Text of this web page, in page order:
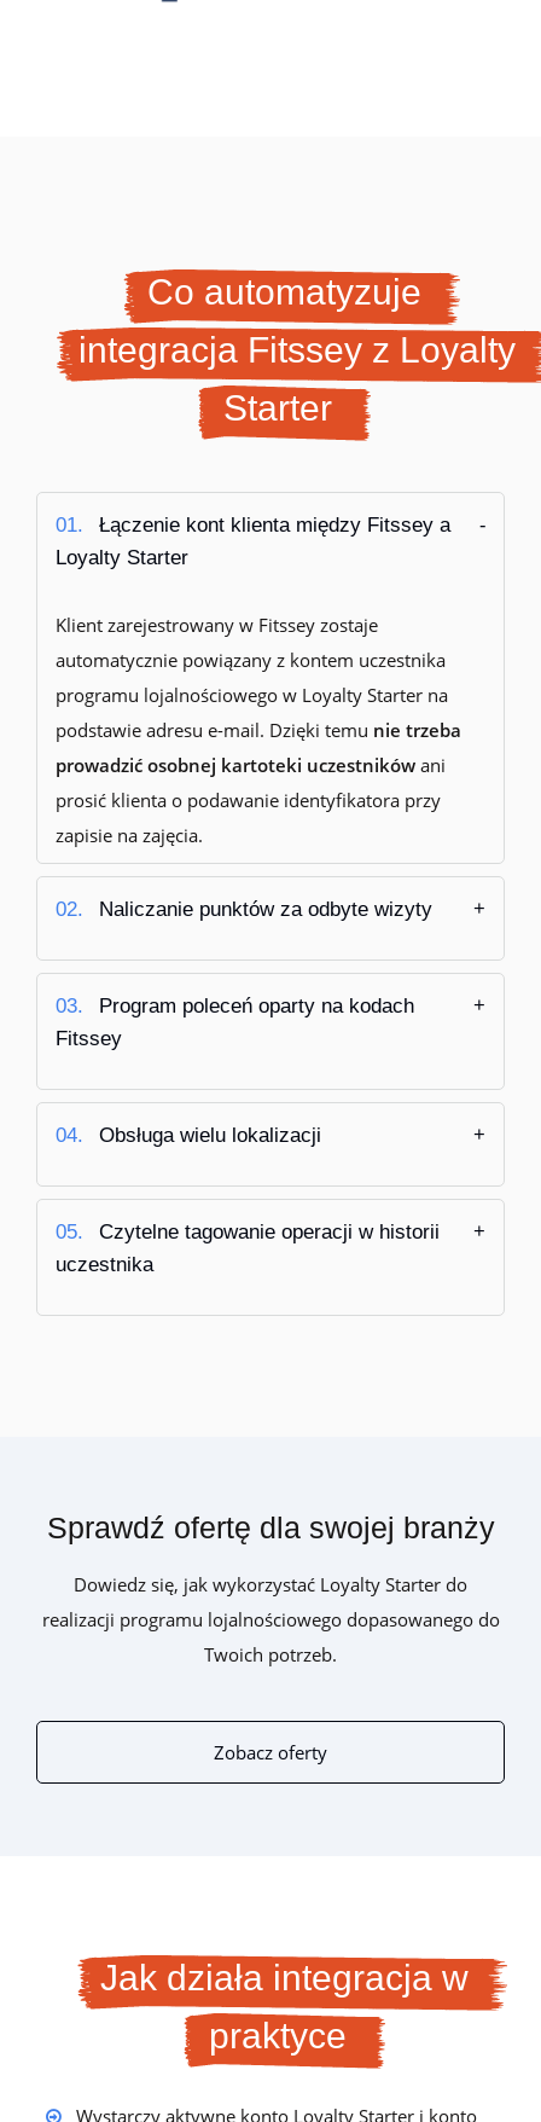
Co automatyzuje
integracja Fitssey z Loyalty
Starter
01.
Łączenie kont klienta między Fitssey a
Loyalty Starter
Klient zarejestrowany w Fitssey zostaje
automatycznie powiązany z kontem uczestnika
programu lojalnościowego w Loyalty Starter na
podstawie adresu e-mail. Dzięki temu nie trzeba
prowadzić osobnej kartoteki uczestników ani
prosić klienta o podawanie identyfikatora przy
zapisie na zajęcia.
02. Naliczanie punktów za odbyte wizyty
03.
Program poleceń oparty na kodach
Fitssey
04. Obsługa wielu lokalizacji
05.
Czytelne tagowanie operacji w historii
uczestnika
Sprawdź ofertę dla swojej branży
Dowiedz się, jak wykorzystać Loyalty Starter do
realizacji programu lojalnościowego dopasowanego do
Twoich potrzeb.
Zobacz oferty
Jak działa integracja w
praktyce
Wystarczy aktywne konto Loyalty Starter i konto